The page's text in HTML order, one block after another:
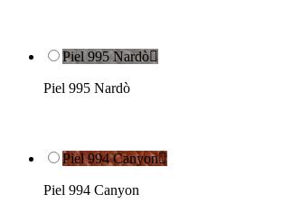
Piel 995 Nardò
Piel 995 Nardò
Piel 994 Canyon
Piel 994 Canyon